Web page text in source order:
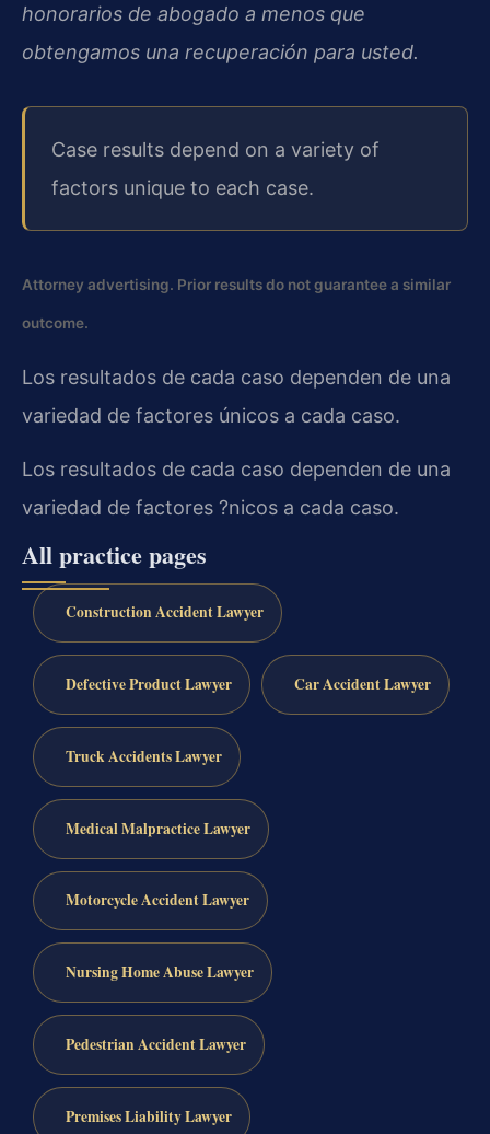
honorarios de abogado a menos que
obtengamos una recuperación para usted.
Case results depend on a variety of
factors unique to each case.
Attorney advertising. Prior results do not guarantee a similar
outcome.
Los resultados de cada caso dependen de una
variedad de factores únicos a cada caso.
Los resultados de cada caso dependen de una
variedad de factores ?nicos a cada caso.
All practice pages
Construction Accident Lawyer
Defective Product Lawyer Car Accident Lawyer
Truck Accidents Lawyer
Medical Malpractice Lawyer
Motorcycle Accident Lawyer
Nursing Home Abuse Lawyer
Pedestrian Accident Lawyer
Premises Liability Lawyer